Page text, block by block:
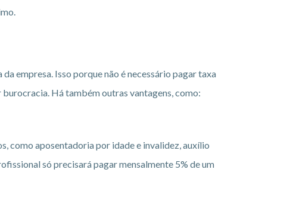
empresa. Isso porque não é necessário pagar taxa
Há também outras vantagens, como:
como aposentadoria por idade e invalidez, auxílio
só precisará pagar mensalmente 5% de um